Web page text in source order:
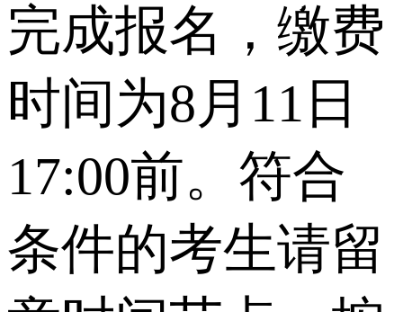
完成报名，缴费
时间为8月11日
17:00前。符合
条件的考生请留